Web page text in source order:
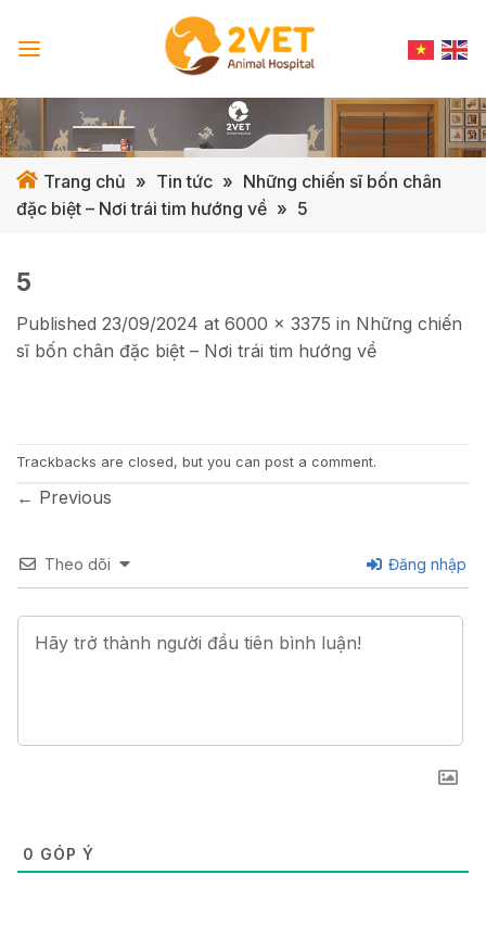
Trang chủ » Tin tức » Những chiến sĩ bốn chân
đặc biệt – Nơi trái tim hướng về » 5
5
Published 23/09/2024 at 6000 × 3375 in Những chiến
sĩ bốn chân đặc biệt – Nơi trái tim hướng về
Trackbacks are closed, but you can post a comment.
← Previous
Theo dõi Đăng nhập
0 GÓP Ý